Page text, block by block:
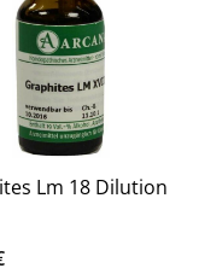
Lm 18 Dilution